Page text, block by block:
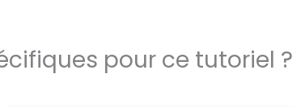
pour ce tutoriel ?